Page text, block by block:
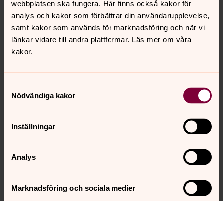
webbplatsen ska fungera. Här finns också kakor för
analys och kakor som förbättrar din användarupplevelse,
samt kakor som används för marknadsföring och när vi
länkar vidare till andra plattformar. Läs mer om våra
kakor.
Nödvändiga kakor
Inställningar
Analys
Marknadsföring och sociala medier
Amanda Elvin
0703722857